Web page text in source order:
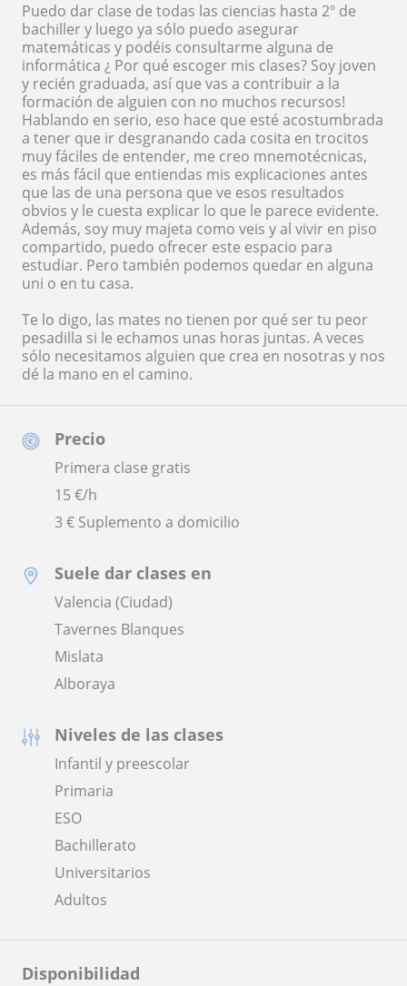
Precio
Primera clase gratis
15€/h
3 € Suplemento a domicilio
Suele dar clases en
Valencia (Ciudad)
Tavernes Blanques
Mislata
Alboraya
Niveles de las clases
Infantil y preescolar
Primaria
ESO
Bachillerato
Universitarios
Adultos
Disponibilidad
Puedo dar clase de todas las ciencias hasta 2º de
bachiller y luego ya sólo puedo asegurar
matemáticas y podéis consultarme alguna de
informática ¿ Por qué escoger mis clases? Soy joven
y recién graduada, así que vas a contribuir a la
formación de alguien con no muchos recursos!
Hablando en serio, eso hace que esté acostumbrada
a tener que ir desgranando cada cosita en trocitos
muy fáciles de entender, me creo mnemotécnicas,
es más fácil que entiendas mis explicaciones antes
que las de una persona que ve esos resultados
obvios y le cuesta explicar lo que le parece evidente.
Además, soy muy majeta como veis y al vivir en piso
compartido, puedo ofrecer este espacio para
estudiar. Pero también podemos quedar en alguna
uni o en tu casa.
Te lo digo, las mates no tienen por qué ser tu peor
pesadilla si le echamos unas horas juntas. A veces
sólo necesitamos alguien que crea en nosotras y nos
dé la mano en el camino.